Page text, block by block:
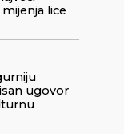
lice
ugovor